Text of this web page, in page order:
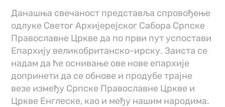
Данашња свечаност представља спровођење
одлуке Светог Архијерејског Сабора Српске
Православне Цркве да по први пут успостави
Епархију великобританско-ирску. Заиста се
надам да ће оснивање ове нове епархије
допринети да се обнове и продубе трајне
везе између Српске Православне Цркве и
Цркве Енглеске, као и међу нашим народима.